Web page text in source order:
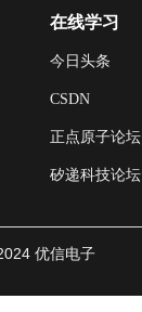
今日头条
CSDN
正点原子论坛
矽递科技论坛
在线学习
优信电子